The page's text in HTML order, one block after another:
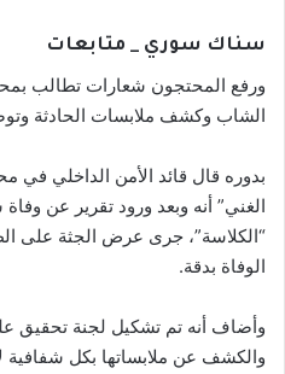
سناك سوري _ متابعات
ورفع المحتجون شعارات تطالب
الشاب وكشف ملابسات الحادثة
بدوره قال قائد الأمن الداخلي في
الغني” أنه وبعد ورود تقرير عن
“الكلاسة”، جرى عرض الجثة على
الوفاة بدقة.
وأضاف أنه تم تشكيل لجنة تحقيق
والكشف عن ملابساتها بكل شفافية